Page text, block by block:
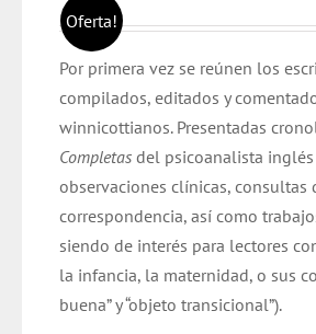
Oferta!
Por primera vez se reúnen los
compilados, editados y
winnicottianos. Presentadas
Completasdel psicoanalista
observaciones clínicas,
correspondencia, así como
siendo de interés para lectores
la infancia, la maternidad, o sus
buena” y “objeto transicional”).